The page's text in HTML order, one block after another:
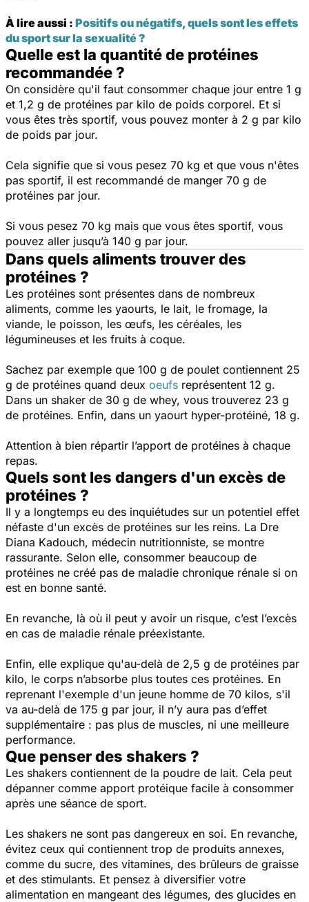
À lire aussi : Positifs ou négatifs, quels sont les effets
du sport sur la sexualité ?
Quelle est la quantité de protéines
recommandée ?
On considère qu'il faut consommer chaque jour entre 1 g
et 1,2 g de protéines par kilo de poids corporel. Et si
vous êtes très sportif, vous pouvez monter à 2 g par kilo
de poids par jour.
Cela signifie que si vous pesez 70 kg et que vous n'êtes
pas sportif, il est recommandé de manger 70 g de
protéines par jour.
Si vous pesez 70 kg mais que vous êtes sportif, vous
pouvez aller jusqu’à 140 g par jour.
Dans quels aliments trouver des
protéines ?
Les protéines sont présentes dans de nombreux
aliments, comme les yaourts, le lait, le fromage, la
viande, le poisson, les œufs, les céréales, les
légumineuses et les fruits à coque.
Sachez par exemple que 100 g de poulet contiennent 25
g de protéines quand deux oeufs représentent 12 g.
Dans un shaker de 30 g de whey, vous trouverez 23 g
de protéines. Enfin, dans un yaourt hyper-protéiné, 18 g.
Attention à bien répartir l’apport de protéines à chaque
repas.
Quels sont les dangers d'un excès de
protéines ?
Il y a longtemps eu des inquiétudes sur un potentiel effet
néfaste d'un excès de protéines sur les reins. La Dre
Diana Kadouch, médecin nutritionniste, se montre
rassurante. Selon elle, consommer beaucoup de
protéines ne créé pas de maladie chronique rénale si on
est en bonne santé.
En revanche, là où il peut y avoir un risque, c’est l’excès
en cas de maladie rénale préexistante.
Enfin, elle explique qu'au-delà de 2,5 g de protéines par
kilo, le corps n’absorbe plus toutes ces protéines. En
reprenant l'exemple d'un jeune homme de 70 kilos, s'il
va au-delà de 175 g par jour, il n’y aura pas d’effet
supplémentaire : pas plus de muscles, ni une meilleure
performance.
Que penser des shakers ?
Les shakers contiennent de la poudre de lait. Cela peut
dépanner comme apport protéique facile à consommer
après une séance de sport.
Les shakers ne sont pas dangereux en soi. En revanche,
évitez ceux qui contiennent trop de produits annexes,
comme du sucre, des vitamines, des brûleurs de graisse
et des stimulants. Et pensez à diversifier votre
alimentation en mangeant des légumes, des glucides en